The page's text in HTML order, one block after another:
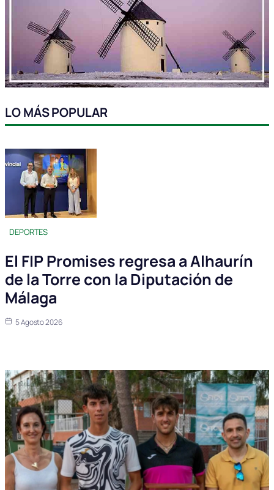
LO MÁS POPULAR
DEPORTES
El FIP Promises regresa a Alhaurín
de la Torre con la Diputación de
Málaga
5 Agosto 2026